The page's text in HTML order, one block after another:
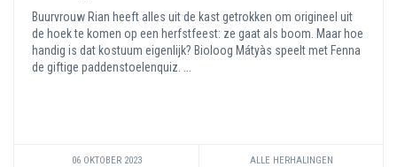
Buurvrouw Rian heeft alles uit de kast getrokken om origineel uit
de hoek te komen op een herfstfeest: ze gaat als boom. Maar hoe
handig is dat kostuum eigenlijk? Bioloog Mátyàs speelt met Fenna
de giftige paddenstoelenquiz. ...
06 OKTOBER 2023 ALLE HERHALINGEN